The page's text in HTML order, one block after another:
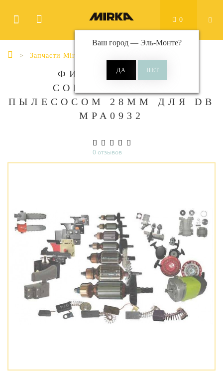
Ваш город — Эль-Монте?
0
Запчасти Mirka
ФИТТИНГ ДЛЯ
СОЕДИНЕНИЯ С
ПЫЛЕСОСОМ 28ММ ДЛЯ DB
MPA0932
0 отзывов